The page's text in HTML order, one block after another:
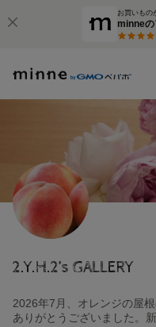
お買いもの
minneの
2.Y.H.2’s GALLERY
2026年7月、オレンジの屋
ありがとうございました。